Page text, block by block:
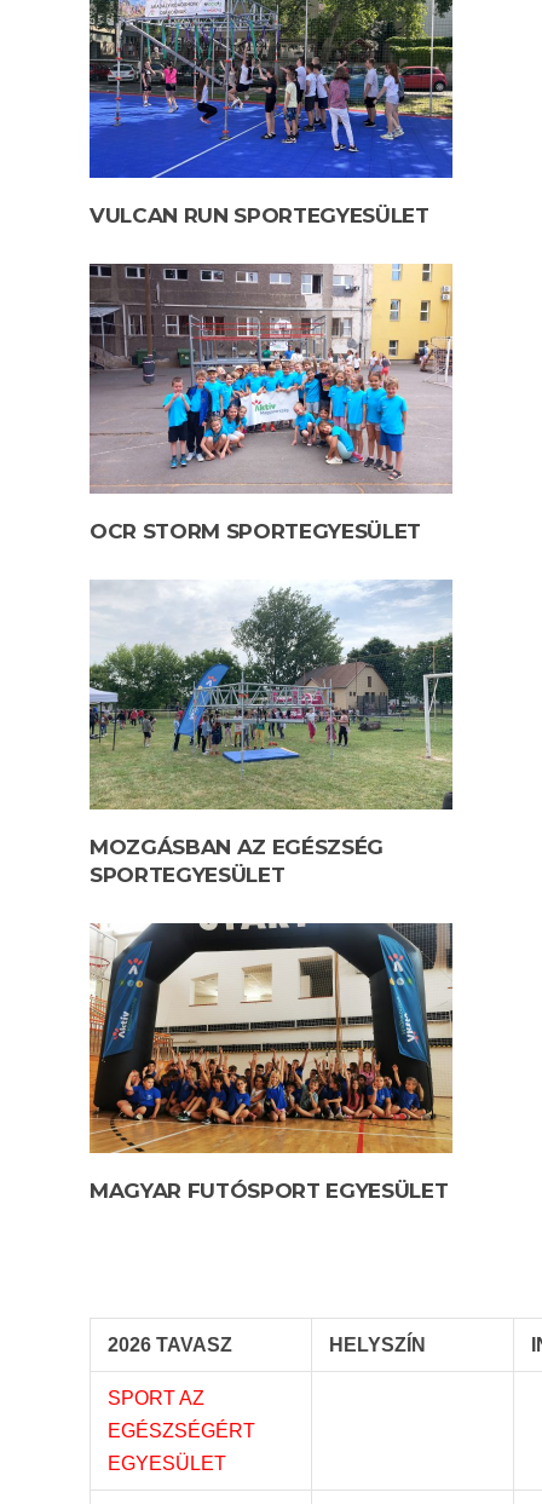
VULCAN RUN SPORTEGYESÜLET
OCR STORM SPORTEGYESÜLET
MOZGÁSBAN AZ EGÉSZSÉG
SPORTEGYESÜLET
MAGYAR FUTÓSPORT EGYESÜLET
2026 TAVASZ HELYSZÍN
SPORT AZ
EGÉSZSÉGÉRT
EGYESÜLET